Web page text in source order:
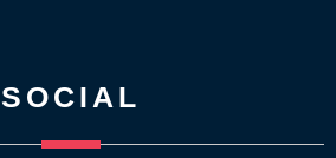
SOCIAL